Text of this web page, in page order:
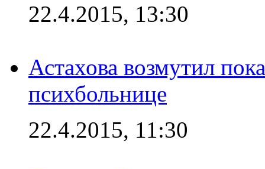
22.4.2015, 13:30
Астахова возмутил
психбольнице
22.4.2015, 11:30